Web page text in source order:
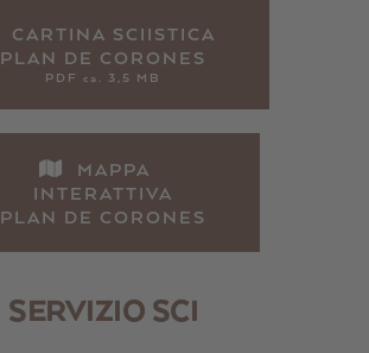
CARTINA SCIISTICA
PLAN DE CORONES
PDF ca. 3,5 MB
MAPPA
INTERATTIVA
PLAN DE CORONES
SERVIZIO SCI